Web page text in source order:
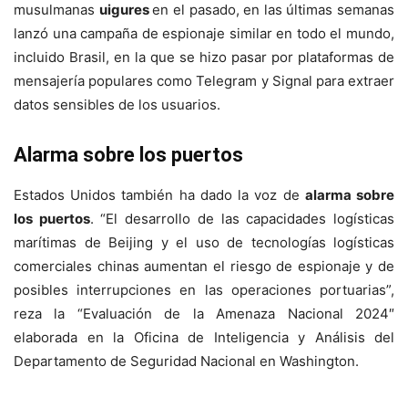
musulmanas uiguresen el pasado, en las últimas semanas
lanzó una campaña de espionaje similar en todo el mundo,
incluido Brasil, en la que se hizo pasar por plataformas de
mensajería populares como Telegram y Signal para extraer
datos sensibles de los usuarios.
Alarma sobre los puertos
Estados Unidos también ha dado la voz de alarma sobre
los puertos. “El desarrollo de las capacidades logísticas
marítimas de Beijing y el uso de tecnologías logísticas
comerciales chinas aumentan el riesgo de espionaje y de
posibles interrupciones en las operaciones portuarias”,
reza la “Evaluación de la Amenaza Nacional 2024″
elaborada en la Oficina de Inteligencia y Análisis del
Departamento de Seguridad Nacional en Washington.